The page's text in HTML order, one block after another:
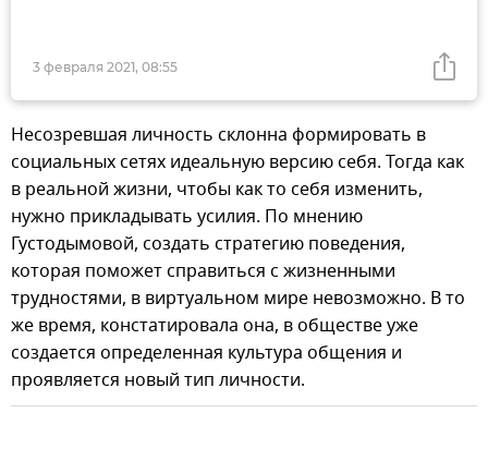
3 февраля 2021, 08:55
Несозревшая личность склонна формировать в
социальных сетях идеальную версию себя. Тогда как
в реальной жизни, чтобы как то себя изменить,
нужно прикладывать усилия. По мнению
Густодымовой, создать стратегию поведения,
которая поможет справиться с жизненными
трудностями, в виртуальном мире невозможно. В то
же время, констатировала она, в обществе уже
создается определенная культура общения и
проявляется новый тип личности.